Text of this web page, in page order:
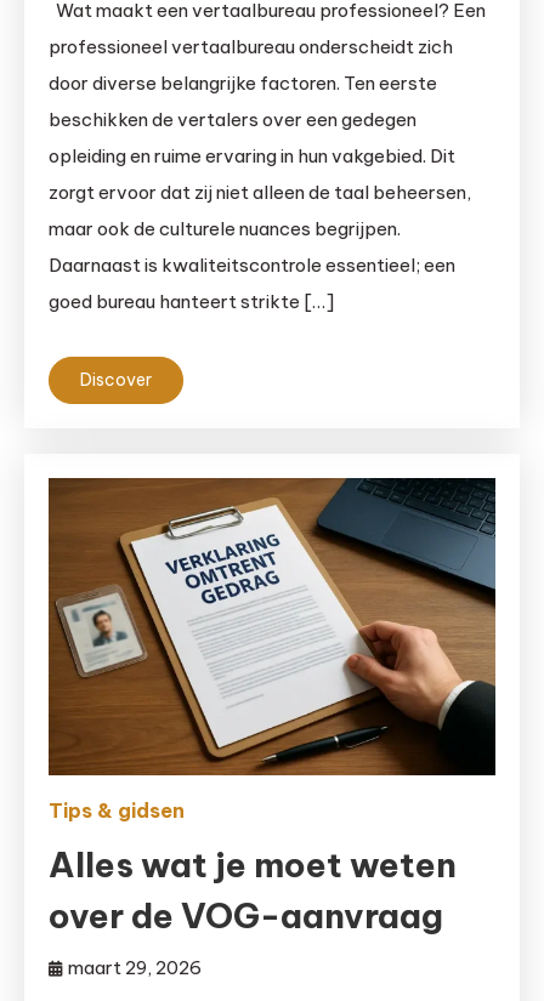
Wat maakt een vertaalbureau professioneel? Een
professioneel vertaalbureau onderscheidt zich
door diverse belangrijke factoren. Ten eerste
beschikken de vertalers over een gedegen
opleiding en ruime ervaring in hun vakgebied. Dit
zorgt ervoor dat zij niet alleen de taal beheersen,
maar ook de culturele nuances begrijpen.
Daarnaast is kwaliteitscontrole essentieel; een
goed bureau hanteert strikte […]
Discover
Tips & gidsen
Alles wat je moet weten
over de VOG-aanvraag
maart 29, 2026